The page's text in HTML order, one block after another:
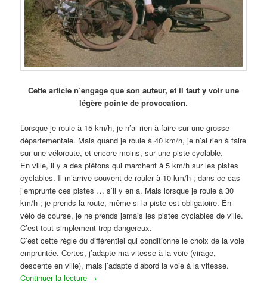
Cette article n’engage que son auteur, et il faut y voir une
légère pointe de provocation.
Lorsque je roule à 15 km/h, je n’ai rien à faire sur une grosse
départementale. Mais quand je roule à 40 km/h, je n’ai rien à faire
sur une véloroute, et encore moins, sur une piste cyclable.
En ville, il y a des piétons qui marchent à 5 km/h sur les pistes
cyclables. Il m’arrive souvent de rouler à 10 km/h ; dans ce cas
j’emprunte ces pistes … s’il y en a. Mais lorsque je roule à 30
km/h ; je prends la route, même si la piste est obligatoire. En
vélo de course, je ne prends jamais les pistes cyclables de ville.
C’est tout simplement trop dangereux.
C’est cette règle du différentiel qui conditionne le choix de la voie
empruntée. Certes, j’adapte ma vitesse à la voie (virage,
descente en ville), mais j’adapte d’abord la voie à la vitesse.
Continuer la lecture →